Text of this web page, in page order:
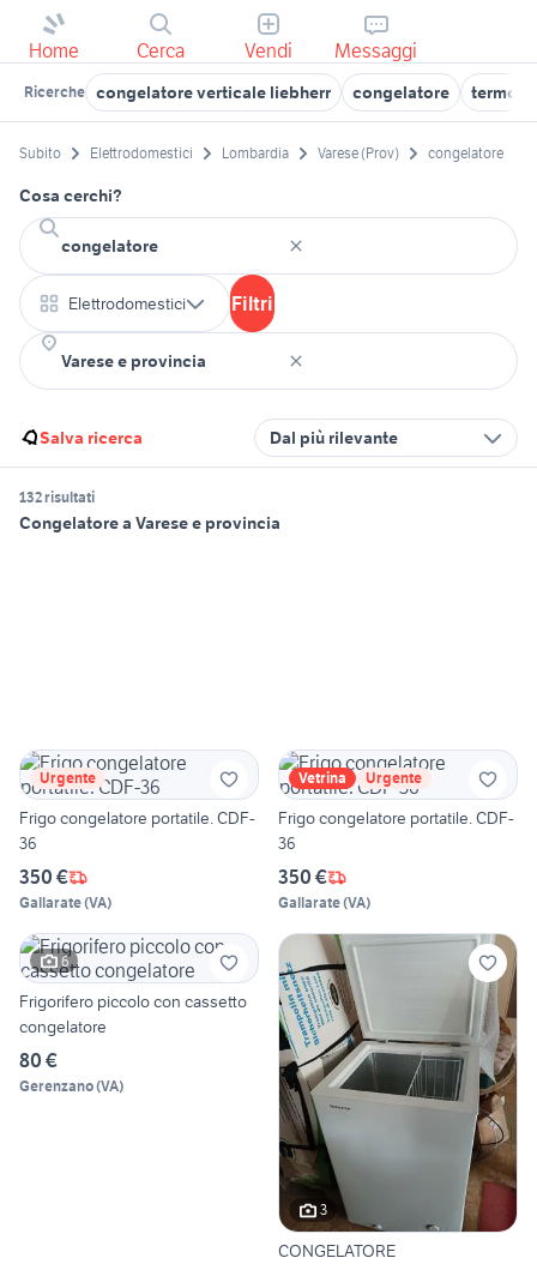
Home Cerca Vendi Messaggi
Ricerche congelatore verticale liebherr congelatore
Subito Elettrodomestici Lombardia Varese (Prov) congelatore
Cosa cerchi?
Elettrodomestici Filtri
Salva ricerca Dal più rilevante
132 risultati
Congelatore a Varese e provincia
Urgente
Frigo congelatore portatile. CDF-
36
350 €
Gallarate(VA)
Vetrina Urgente
Frigo congelatore portatile. CDF-
36
350 €
Gallarate(VA)
6
Frigorifero piccolo con cassetto
congelatore
80 €
Gerenzano(VA)
3
CONGELATORE